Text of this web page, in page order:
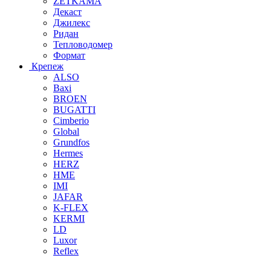
Декаст
Джилекс
Ридан
Тепловодомер
Формат
Крепеж
ALSO
Baxi
BROEN
BUGATTI
Cimberio
Global
Grundfos
Hermes
HERZ
HME
IMI
JAFAR
K-FLEX
KERMI
LD
Luxor
Reflex